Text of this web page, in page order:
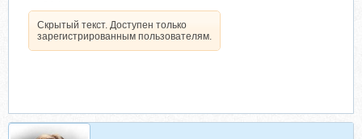
Скрытый текст. Доступен только
зарегистрированным пользователям.